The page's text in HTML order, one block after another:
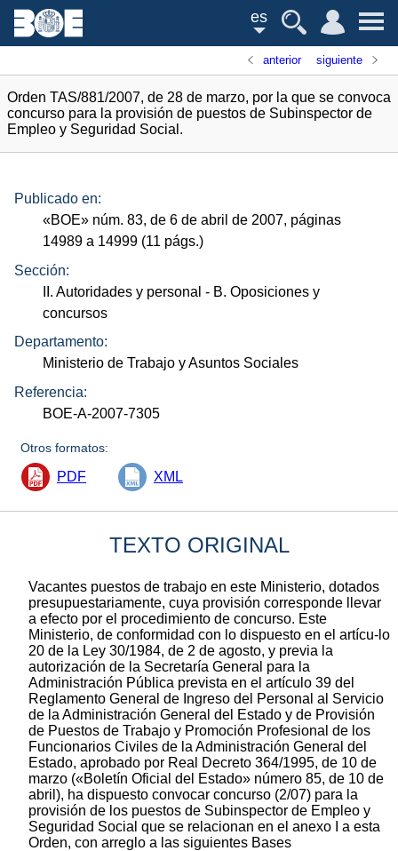
es
anterior siguiente
Orden TAS/881/2007, de 28 de marzo, por la que se convoca
concurso para la provisión de puestos de Subinspector de
Empleo y Seguridad Social.
Publicado en:
«BOE» núm. 83, de 6 de abril de 2007, páginas
14989 a 14999 (11 págs.)
Sección:
II. Autoridades y personal - B. Oposiciones y
concursos
Departamento:
Ministerio de Trabajo y Asuntos Sociales
Referencia:
BOE-A-2007-7305
Otros formatos:
PDF XML
TEXTO ORIGINAL
Vacantes puestos de trabajo en este Ministerio, dotados
presupuestariamente, cuya provisión corresponde llevar
a efecto por el procedimiento de concurso. Este
Ministerio, de conformidad con lo dispuesto en el artícu-lo
20 de la Ley 30/1984, de 2 de agosto, y previa la
autorización de la Secretaría General para la
Administración Pública prevista en el artículo 39 del
Reglamento General de Ingreso del Personal al Servicio
de la Administración General del Estado y de Provisión
de Puestos de Trabajo y Promoción Profesional de los
Funcionarios Civiles de la Administración General del
Estado, aprobado por Real Decreto 364/1995, de 10 de
marzo («Boletín Oficial del Estado» número 85, de 10 de
abril), ha dispuesto convocar concurso (2/07) para la
provisión de los puestos de Subinspector de Empleo y
Seguridad Social que se relacionan en el anexo I a esta
Orden, con arreglo a las siguientes Bases